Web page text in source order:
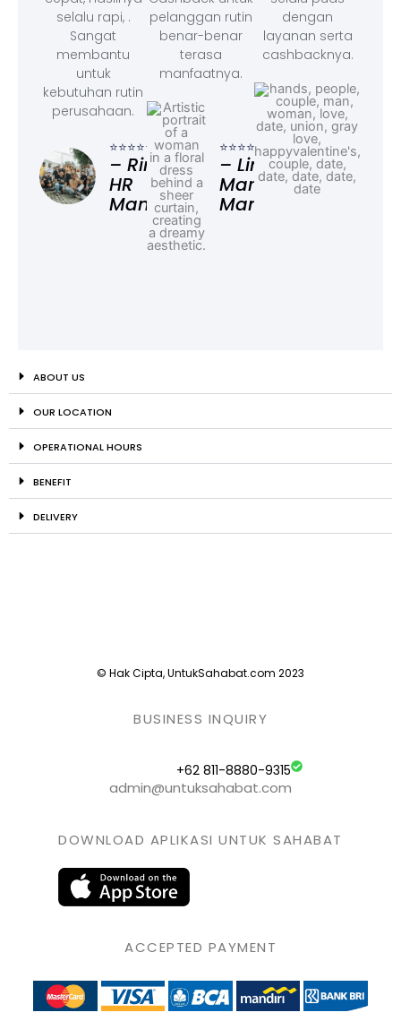
selalu rapi, .
Sangat
membantu
untuk
kebutuhan rutin
perusahaan.
⭐⭐⭐⭐⭐
– Rina,
HR
Manager
pelanggan rutin
benar-benar
terasa
manfaatnya.
⭐⭐⭐⭐⭐
– Linda,
Marketing
Manager
dengan
layanan serta
cashbacknya.
ABOUT US
OUR LOCATION
OPERATIONAL HOURS
BENEFIT
DELIVERY
© Hak Cipta, UntukSahabat.com 2023
BUSINESS INQUIRY
+62 811-8880-9315
admin@untuksahabat.com
DOWNLOAD APLIKASI UNTUK SAHABAT
ACCEPTED PAYMENT